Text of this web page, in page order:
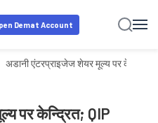
Demat Account
अडानी एंटरप्राइजेज शेयर मूल्य पर
पर केन्द्रित; QIP